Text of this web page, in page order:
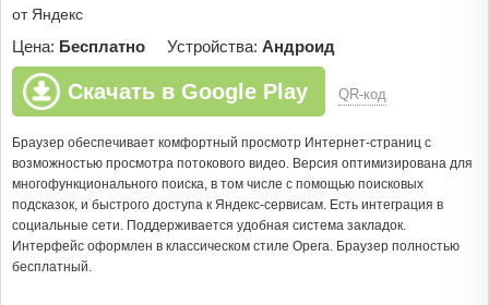
от Яндекс
Цена: Бесплатно Устройства: Андроид
Скачать в Google Play QR-код
Браузер обеспечивает комфортный просмотр Интернет-страниц с
возможностью просмотра потокового видео. Версия оптимизирована для
многофункционального поиска, в том числе с помощью поисковых
подсказок, и быстрого доступа к Яндекс-сервисам. Есть интеграция в
социальные сети. Поддерживается удобная система закладок.
Интерфейс оформлен в классическом стиле Opera. Браузер полностью
бесплатный.